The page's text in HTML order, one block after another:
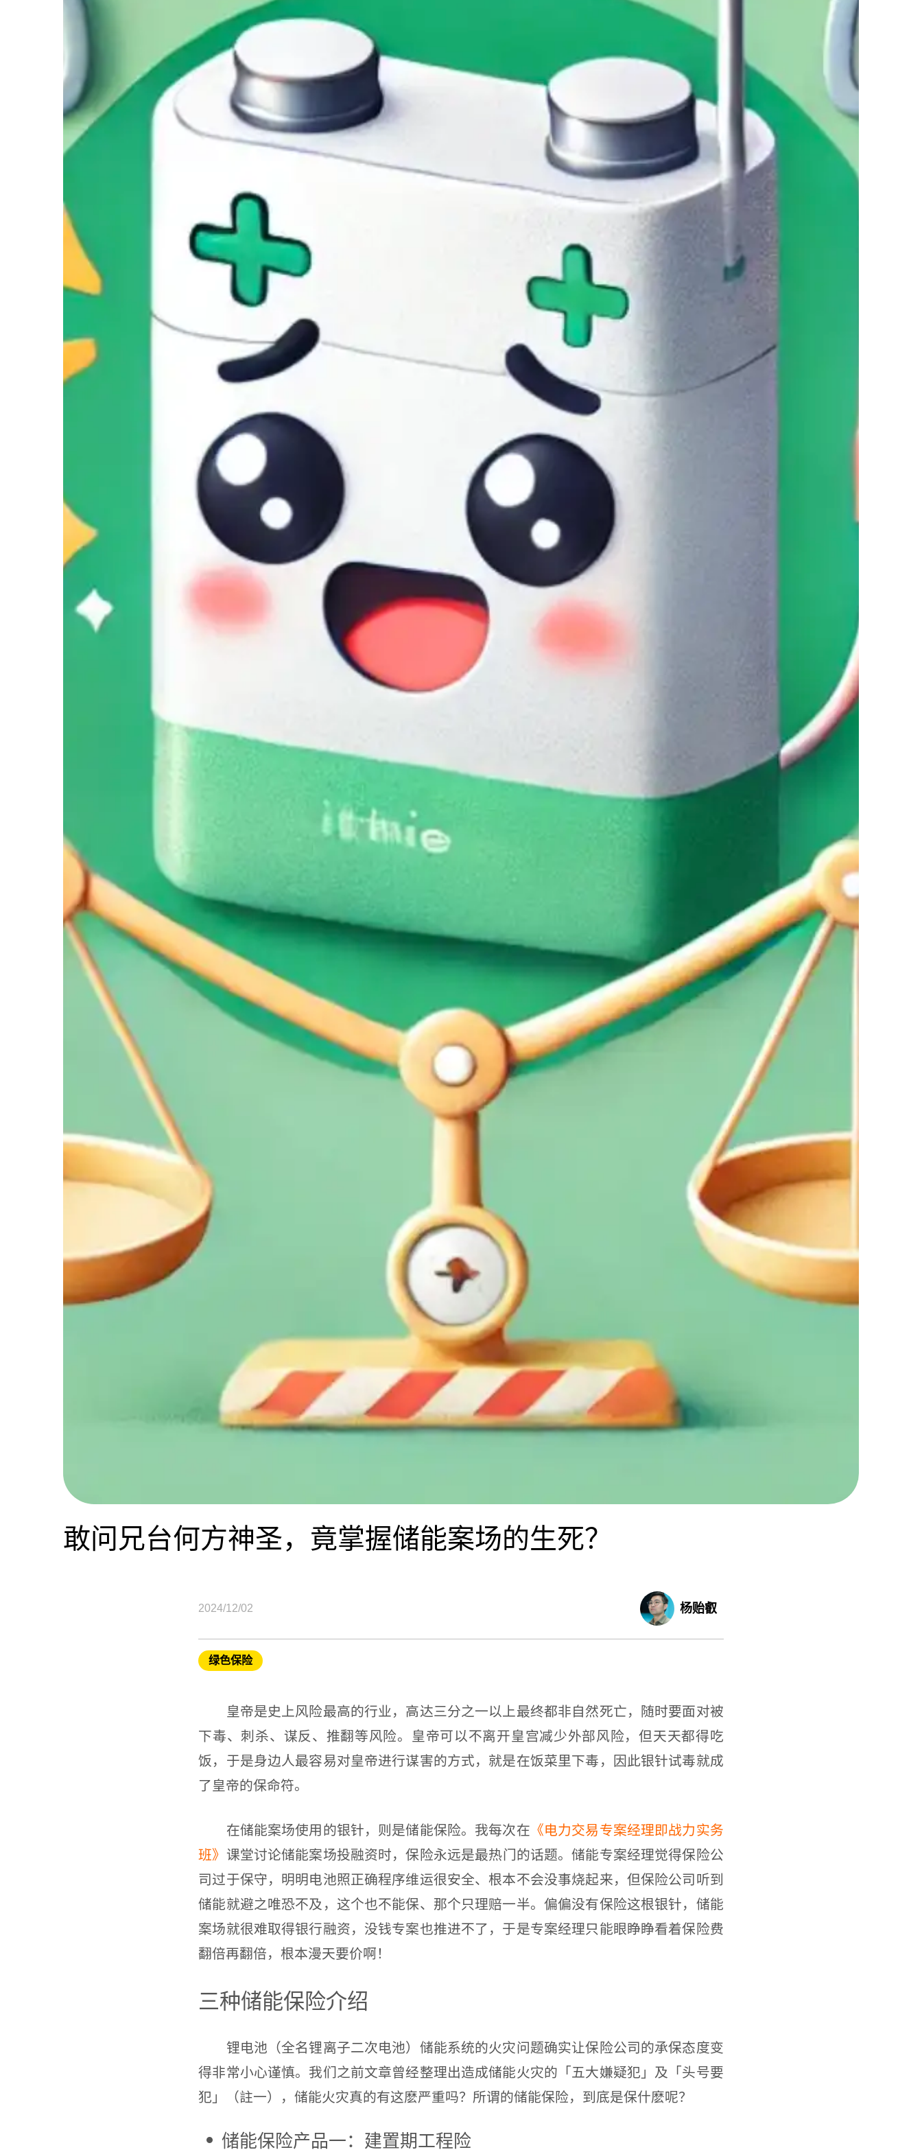
敢问兄台何方神圣，竟掌握储能案场的生死？
2024/12/02 杨贻叡
绿色保险
皇帝是史上风险最高的行业，高达三分之一以上最终都非自然死亡，随时要面对被
下毒、刺杀、谋反、推翻等风险。皇帝可以不离开皇宫减少外部风险，但天天都得吃
饭，于是身边人最容易对皇帝进行谋害的方式，就是在饭菜里下毒，因此银针试毒就成
了皇帝的保命符。
在储能案场使用的银针，则是储能保险。我每次在 《电力交易专案经理即战力实务
班》 课堂讨论储能案场投融资时，保险永远是最热门的话题。储能专案经理觉得保险公
司过于保守，明明电池照正确程序维运很安全、根本不会没事烧起来，但保险公司听到
储能就避之唯恐不及，这个也不能保、那个只理赔一半。偏偏没有保险这根银针，储能
案场就很难取得银行融资，没钱专案也推进不了，于是专案经理只能眼睁睁看着保险费
翻倍再翻倍，根本漫天要价啊！
三种储能保险介绍
锂电池（全名锂离子二次电池）储能系统的火灾问题确实让保险公司的承保态度变
得非常小心谨慎。我们之前文章曾经整理出造成储能火灾的「五大嫌疑犯」及「头号要
犯」（註一），储能火灾真的有这麽严重吗？所谓的储能保险，到底是保什麽呢？
储能保险产品一：建置期工程险